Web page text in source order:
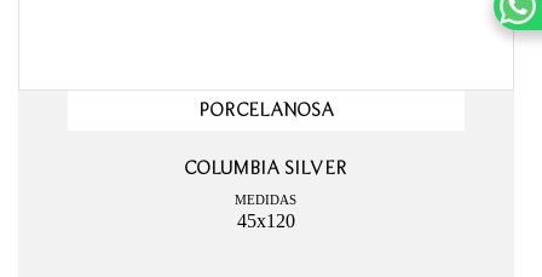
PORCELANOSA
COLUMBIA SILVER
MEDIDAS
45x120